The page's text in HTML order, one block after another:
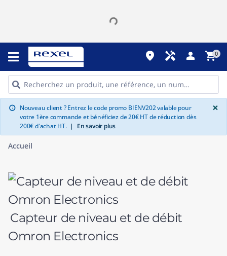
place handyman person shopping_cart0
info Nouveau client ? Entrez le code promo BIENV202 valable pour
votre 1ère commande et bénéficiez de 20€ HT de réduction dès
200€ d'achat HT. | En savoir plus
×
Accueil
Capteur de niveau et de débit
Omron Electronics